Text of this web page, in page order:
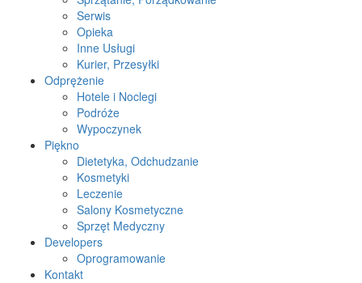
Serwis
Opieka
Inne Usługi
Kurier, Przesyłki
Odprężenie
Hotele i Noclegi
Podróże
Wypoczynek
Piękno
Dietetyka, Odchudzanie
Kosmetyki
Leczenie
Salony Kosmetyczne
Sprzęt Medyczny
Developers
Oprogramowanie
Kontakt